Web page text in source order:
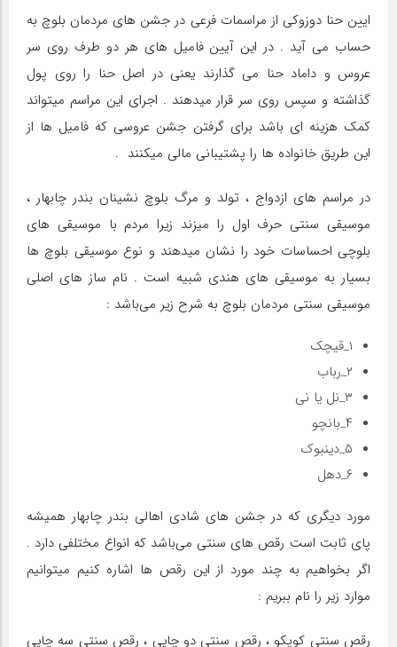
ایین حنا دوزوکی از مراسمات فرعی در جشن های مردمان بلوچ به
حساب می آید . در این آیین فامیل های هر دو طرف روی سر
عروس و داماد حنا می گذارند یعنی در اصل حنا را روی پول
گذاشته و سپس روی سر قرار میدهند . اجرای این مراسم میتواند
کمک هزینه ای باشد برای گرفتن جشن عروسی که فامیل ها از
این طریق خانواده ها را پشتیبانی مالی میکنند .
در مراسم های ازدواج ، تولد و مرگ بلوچ نشینان بندر چابهار ،
موسیقی سنتی حرف اول را میزند زیرا مردم با موسیقی های
بلوچی احساسات خود را نشان میدهند و نوع موسیقی بلوچ ها
بسیار به موسیقی های هندی شبیه است . نام ساز های اصلی
موسیقی سنتی مردمان بلوچ به شرح زیر می‌باشد :
۱_قیچک
۲_رباب
۳_نل یا نی
۴_بانچو
۵_دینبوک
۶_دهل
مورد دیگری که در جشن های شادی اهالی بندر چابهار همیشه
پای ثابت است رقص های سنتی می‌باشد که انواع مختلفی دارد .
اگر بخواهیم به چند مورد از این رقص ها اشاره کنیم میتوانیم
موارد زیر را نام ببریم :
رقص سنتی کوپکو ، رقص سنتی دو چایی ، رقص سنتی سه چایی